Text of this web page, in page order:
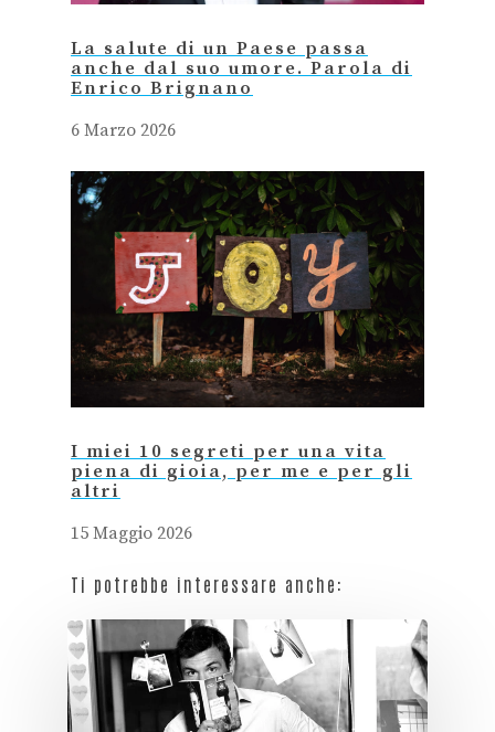
La salute di un Paese passa
anche dal suo umore. Parola di
Enrico Brignano
6 Marzo 2026
I miei 10 segreti per una vita
piena di gioia, per me e per gli
altri
15 Maggio 2026
Ti potrebbe interessare anche: